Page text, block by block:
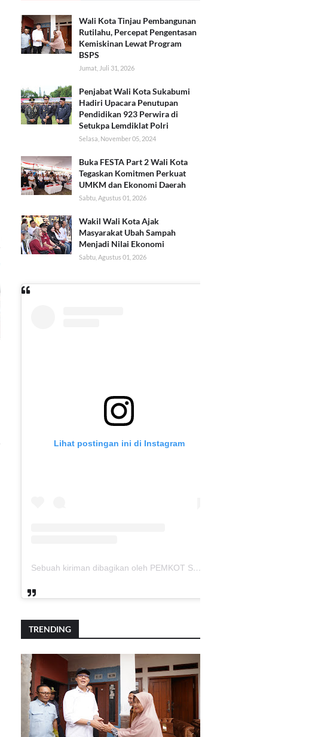
Wali Kota Tinjau Pembangunan
Rutilahu, Percepat Pengentasan
Kemiskinan Lewat Program
BSPS
Jumat, Juli 31, 2026
Penjabat Wali Kota Sukabumi
Hadiri Upacara Penutupan
Pendidikan 923 Perwira di
Setukpa Lemdiklat Polri
Selasa, November 05, 2024
Buka FESTA Part 2 Wali Kota
Tegaskan Komitmen Perkuat
UMKM dan Ekonomi Daerah
Sabtu, Agustus 01, 2026
Wakil Wali Kota Ajak
Masyarakat Ubah Sampah
Menjadi Nilai Ekonomi
Sabtu, Agustus 01, 2026
Lihat postingan ini di Instagram
Sebuah kiriman dibagikan oleh PEMKOT SUKABUMI (@pemkotsukabumi_)
TRENDING